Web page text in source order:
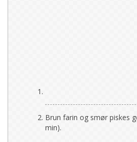
Brun farin og smør piskes
min).